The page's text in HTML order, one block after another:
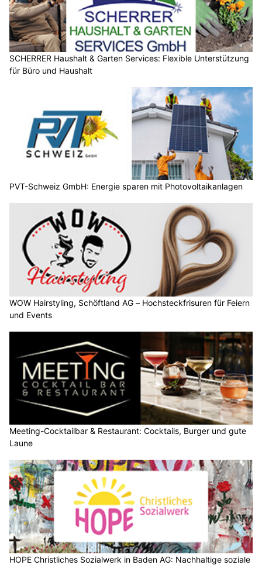
SCHERRER Haushalt & Garten Services: Flexible Unterstützung
für Büro und Haushalt
PVT-Schweiz GmbH: Energie sparen mit Photovoltaikanlagen
WOW Hairstyling, Schöftland AG – Hochsteckfrisuren für Feiern
und Events
Meeting-Cocktailbar & Restaurant: Cocktails, Burger und gute
Laune
HOPE Christliches Sozialwerk in Baden AG: Nachhaltige soziale